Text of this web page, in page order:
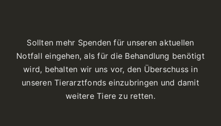
Sollten mehr Spenden für unseren aktuellen
Notfall eingehen, als für die Behandlung benötigt
wird, behalten wir uns vor, den Überschuss in
unseren Tierarztfonds einzubringen und damit
weitere Tiere zu retten.